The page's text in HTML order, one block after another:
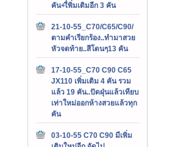
คัน+เื่พิ่มเติมอีก 3 คัน
21-10-55_C70/C65/C90/
ตามคำเรียกร้อง..ทำมาสวย
หัวจดท้าย..สีโดนๆ13 คัน
17-10-55_C70 C90 C65
JX110 เพิ่มเติม 4 คัน รวม
แล้ว 19 คัน..ปัดฝุ่นแล้วเทียบ
เท่าใหม่ออกห้างสวยแล้วทุก
คัน
03-10-55 C70 C90 มีเพิ่ม